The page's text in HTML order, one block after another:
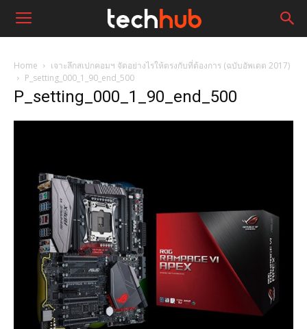
Home
เจาะลึกสเปกคอมฯ จัดอย่างไรให้ตรงกับที่ต้องการ (ฉบับอัพเดต 2017)
P_setting_000_1_90_end_500
P_setting_000_1_90_end_500